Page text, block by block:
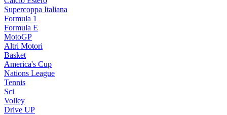
Supercoppa Italiana
Formula 1
Formula E
MotoGP
Altri Motori
Basket
America's Cup
Nations League
Tennis
Sci
Volley
Drive UP